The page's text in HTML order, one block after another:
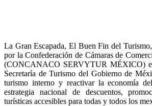
La Gran Escapada, El Buen Fin del
por la Confederación de Cámaras de
(CONCANACO SERVYTUR MÉXICO)
Secretaría de Turismo del Gobierno de
turismo interno y reactivar la economía
estrategia nacional de descuentos,
turísticas accesibles para todas y todos los